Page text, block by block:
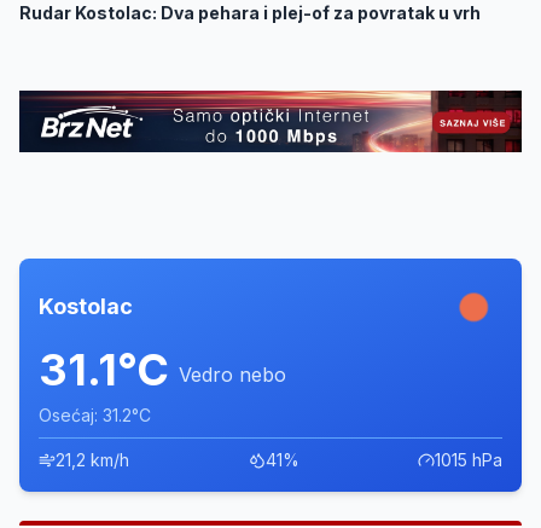
Rudar Kostolac: Dva pehara i plej-of za povratak u vrh
Kostolac
31.1°C Vedro nebo
Osećaj: 31.2°C
21,2 km/h 41% 1015 hPa